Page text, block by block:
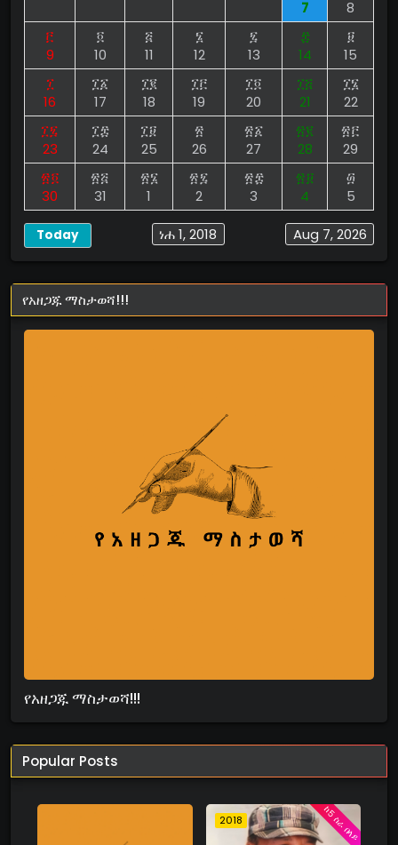
7
8
፫
9
፬
10
፭
11
፮
12
፯
13
፰
14
፱
15
፲
16
፲፩
17
፲፪
18
፲፫
19
፲፬
20
፲፭
21
፲፮
22
፲፯
23
፲፰
24
፲፱
25
፳
26
፳፩
27
፳፪
28
፳፫
29
፳፬
30
፳፭
31
፳፮
1
፳፯
2
፳፰
3
፳፱
4
፴
5
Aug 7, 2026
ነሐ 1, 2018
Today
የአዘጋጁ ማስታወሻ!!!
የአዘጋጁ ማስታወሻ!!!
Popular Posts
2018 ከ5 ስራ በላይ